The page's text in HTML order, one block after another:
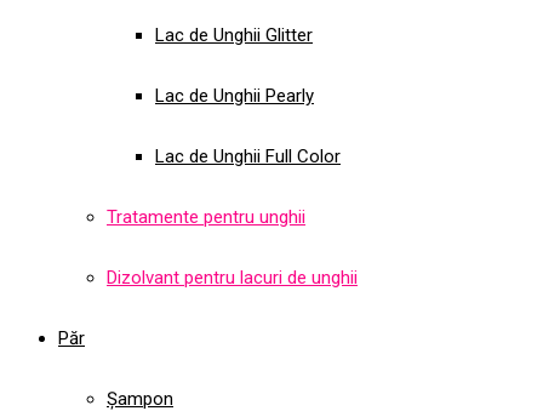
Lac de Unghii Glitter
Lac de Unghii Pearly
Lac de Unghii Full Color
Tratamente pentru unghii
Dizolvant pentru lacuri de unghii
Păr
Șampon